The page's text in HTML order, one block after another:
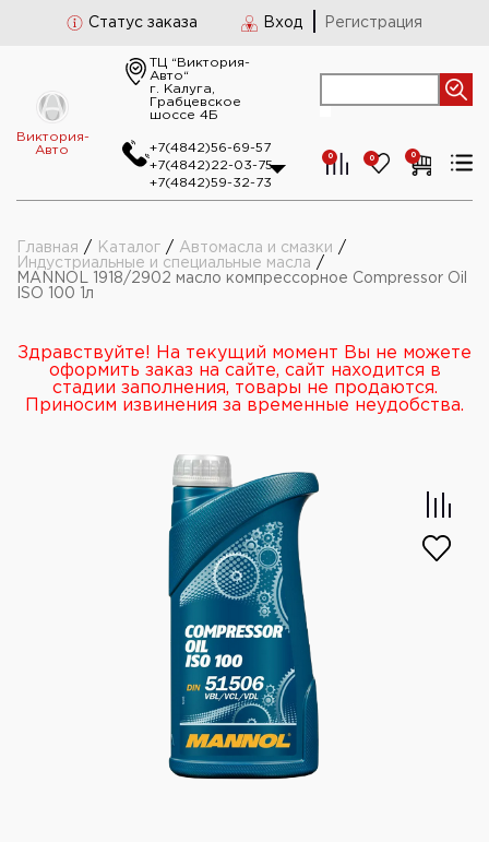
Статус заказа Вход Регистрация
Виктория-
Авто
ТЦ “Виктория-
Авто“
г. Калуга,
Грабцевское
шоссе 4Б
+7(4842)56-69-57
+7(4842)22-03-75
+7(4842)59-32-73
0 0 0
Главная / Каталог / Автомасла и смазки /
Индустриальные и специальные масла /
MANNOL 1918/2902 масло компрессорное Compressor Oil
ISO 100 1л
Здравствуйте! На текущий момент Вы не можете
оформить заказ на сайте, сайт находится в
стадии заполнения, товары не продаются.
Приносим извинения за временные неудобства.